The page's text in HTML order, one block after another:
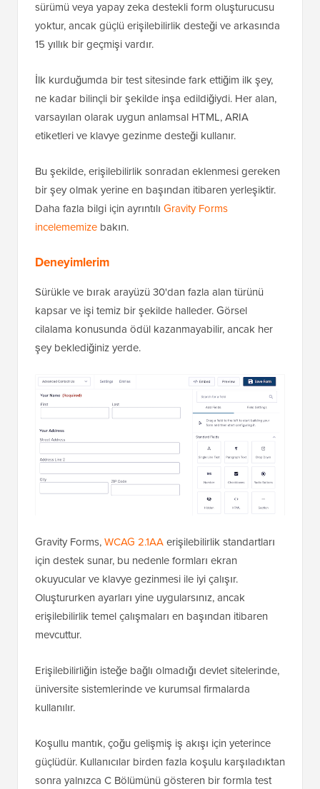
sürümü veya yapay zeka destekli form oluşturucusu
yoktur, ancak güçlü erişilebilirlik desteği ve arkasında
15 yıllık bir geçmişi vardır.
İlk kurduğumda bir test sitesinde fark ettiğim ilk şey,
ne kadar bilinçli bir şekilde inşa edildiğiydi. Her alan,
varsayılan olarak uygun anlamsal HTML, ARIA
etiketleri ve klavye gezinme desteği kullanır.
Bu şekilde, erişilebilirlik sonradan eklenmesi gereken
bir şey olmak yerine en başından itibaren yerleşiktir.
Daha fazla bilgi için ayrıntılı Gravity Forms
incelememize bakın.
Deneyimlerim
Sürükle ve bırak arayüzü 30'dan fazla alan türünü
kapsar ve işi temiz bir şekilde halleder. Görsel
cilalama konusunda ödül kazanmayabilir, ancak her
şey beklediğiniz yerde.
Gravity Forms,WCAG 2.1AAerişilebilirlik standartları
için destek sunar, bu nedenle formları ekran
okuyucular ve klavye gezinmesi ile iyi çalışır.
Oluştururken ayarları yine uygularsınız, ancak
erişilebilirlik temel çalışmaları en başından itibaren
mevcuttur.
Erişilebilirliğin isteğe bağlı olmadığı devlet sitelerinde,
üniversite sistemlerinde ve kurumsal firmalarda
kullanılır.
Koşullu mantık, çoğu gelişmiş iş akışı için yeterince
güçlüdür. Kullanıcılar birden fazla koşulu karşıladıktan
sonra yalnızca C Bölümünü gösteren bir formla test